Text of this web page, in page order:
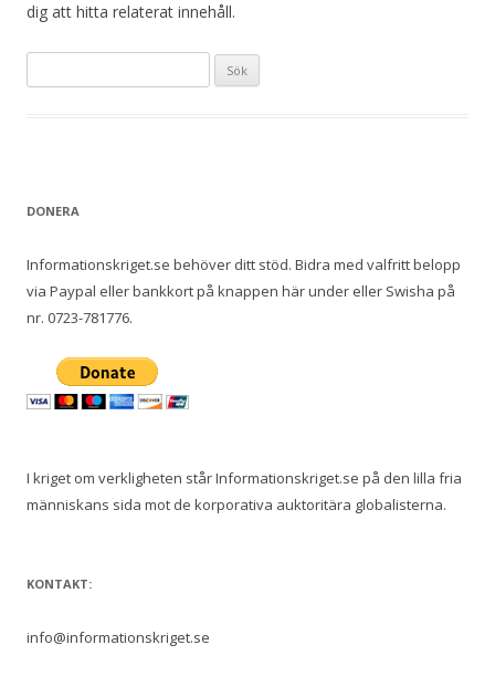
dig att hitta relaterat innehåll.
efter:
DONERA
Informationskriget.se behöver ditt stöd. Bidra med valfritt belopp
via Paypal eller bankkort på knappen här under eller Swisha på
nr. 0723-781776.
I kriget om verkligheten står Informationskriget.se på den lilla fria
människans sida mot de korporativa auktoritära globalisterna.
KONTAKT:
info@informationskriget.se